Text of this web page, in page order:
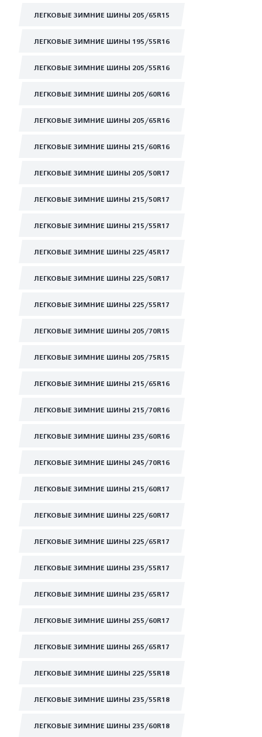
ЛЕГКОВЫЕ ЗИМНИЕ ШИНЫ 205/65R15
ЛЕГКОВЫЕ ЗИМНИЕ ШИНЫ 195/55R16
ЛЕГКОВЫЕ ЗИМНИЕ ШИНЫ 205/55R16
ЛЕГКОВЫЕ ЗИМНИЕ ШИНЫ 205/60R16
ЛЕГКОВЫЕ ЗИМНИЕ ШИНЫ 205/65R16
ЛЕГКОВЫЕ ЗИМНИЕ ШИНЫ 215/60R16
ЛЕГКОВЫЕ ЗИМНИЕ ШИНЫ 205/50R17
ЛЕГКОВЫЕ ЗИМНИЕ ШИНЫ 215/50R17
ЛЕГКОВЫЕ ЗИМНИЕ ШИНЫ 215/55R17
ЛЕГКОВЫЕ ЗИМНИЕ ШИНЫ 225/45R17
ЛЕГКОВЫЕ ЗИМНИЕ ШИНЫ 225/50R17
ЛЕГКОВЫЕ ЗИМНИЕ ШИНЫ 225/55R17
ЛЕГКОВЫЕ ЗИМНИЕ ШИНЫ 205/70R15
ЛЕГКОВЫЕ ЗИМНИЕ ШИНЫ 205/75R15
ЛЕГКОВЫЕ ЗИМНИЕ ШИНЫ 215/65R16
ЛЕГКОВЫЕ ЗИМНИЕ ШИНЫ 215/70R16
ЛЕГКОВЫЕ ЗИМНИЕ ШИНЫ 235/60R16
ЛЕГКОВЫЕ ЗИМНИЕ ШИНЫ 245/70R16
ЛЕГКОВЫЕ ЗИМНИЕ ШИНЫ 215/60R17
ЛЕГКОВЫЕ ЗИМНИЕ ШИНЫ 225/60R17
ЛЕГКОВЫЕ ЗИМНИЕ ШИНЫ 225/65R17
ЛЕГКОВЫЕ ЗИМНИЕ ШИНЫ 235/55R17
ЛЕГКОВЫЕ ЗИМНИЕ ШИНЫ 235/65R17
ЛЕГКОВЫЕ ЗИМНИЕ ШИНЫ 255/60R17
ЛЕГКОВЫЕ ЗИМНИЕ ШИНЫ 265/65R17
ЛЕГКОВЫЕ ЗИМНИЕ ШИНЫ 225/55R18
ЛЕГКОВЫЕ ЗИМНИЕ ШИНЫ 235/55R18
ЛЕГКОВЫЕ ЗИМНИЕ ШИНЫ 235/60R18